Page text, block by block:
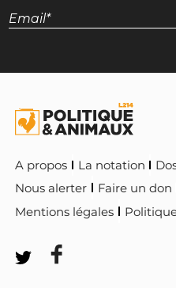
A propos La notation
Nous alerter
Faire un don
Mentions légales